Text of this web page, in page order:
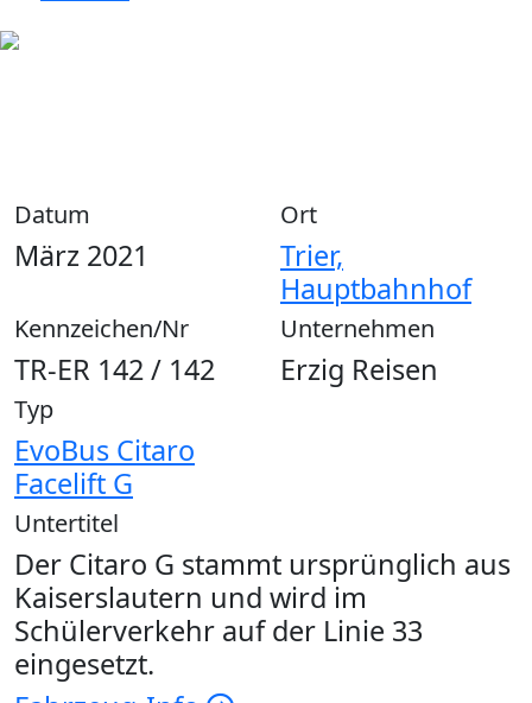
Datum
März 2021
Ort
Trier,
Hauptbahnhof
Kennzeichen/Nr
TR-ER 142 / 142
Unternehmen
Erzig Reisen
Typ
EvoBus Citaro
Facelift G
Untertitel
Der Citaro G stammt ursprünglich aus
Kaiserslautern und wird im
Schülerverkehr auf der Linie 33
eingesetzt.